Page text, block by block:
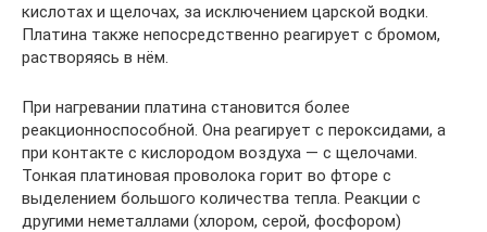
кислотах и щелочах, за исключением царской водки.
Платина также непосредственно реагирует с бромом,
растворяясь в нём.
При нагревании платина становится более
реакционноспособной. Она реагирует с пероксидами, а
при контакте с кислородом воздуха — с щелочами.
Тонкая платиновая проволока горит во фторе с
выделением большого количества тепла. Реакции с
другими неметаллами (хлором, серой, фосфором)